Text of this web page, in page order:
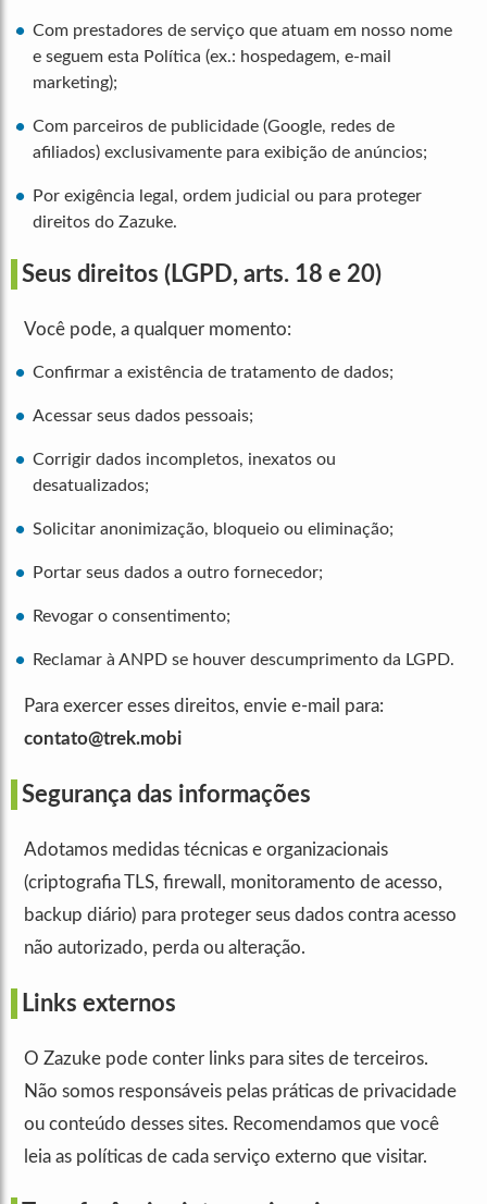
Com prestadores de serviço que atuam em nosso nome
e seguem esta Política (ex.: hospedagem, e-mail
marketing);
Com parceiros de publicidade (Google, redes de
afiliados) exclusivamente para exibição de anúncios;
Por exigência legal, ordem judicial ou para proteger
direitos do Zazuke.
Seus direitos (LGPD, arts. 18 e 20)
Você pode, a qualquer momento:
Confirmar a existência de tratamento de dados;
Acessar seus dados pessoais;
Corrigir dados incompletos, inexatos ou
desatualizados;
Solicitar anonimização, bloqueio ou eliminação;
Portar seus dados a outro fornecedor;
Revogar o consentimento;
Reclamar à ANPD se houver descumprimento da LGPD.
Para exercer esses direitos, envie e-mail para:
contato@trek.mobi
Segurança das informações
Adotamos medidas técnicas e organizacionais
(criptografia TLS, firewall, monitoramento de acesso,
backup diário) para proteger seus dados contra acesso
não autorizado, perda ou alteração.
Links externos
O Zazuke pode conter links para sites de terceiros.
Não somos responsáveis pelas práticas de privacidade
ou conteúdo desses sites. Recomendamos que você
leia as políticas de cada serviço externo que visitar.